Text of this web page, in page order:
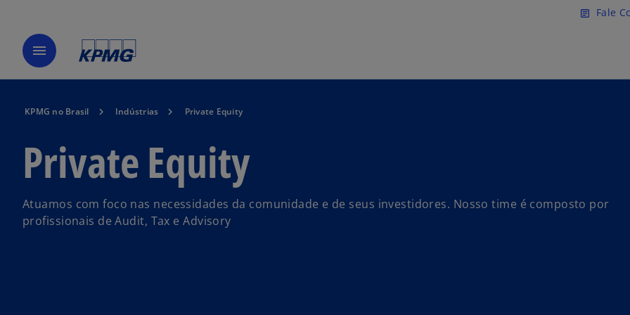
Pular para o conteúdo
article Fale
menu
KPMG no Brasil Indústrias Private Equity
Private Equity
Atuamos com foco nas necessidades da comunidade e de seus investidores. Nosso time é composto por
profissionais de Audit, Tax e Advisory